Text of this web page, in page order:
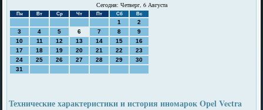
Сегодня: Четверг, 6 Августа
Пн Вт Ср Чт Пт Сб Вс
1
2
3
4 5 6 7 8
9
10
11 12 13 14 15
16
17
18 19 20 21 22
23
24
25 26 27 28 29
30
31
Технические характеристики и история иномарок Opel Vectra